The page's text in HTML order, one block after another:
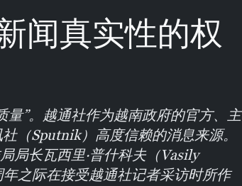
闻真实性的权
量”。越通社作为越南政府的官方、主
（Sputnik）高度信赖的消息来源。
局长瓦西里·普什科夫（Vasily
之际在接受越通社记者采访时所作